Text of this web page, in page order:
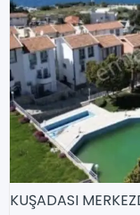
KUŞADASI